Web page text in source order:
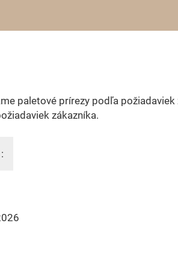
paletové prírezy podľa
zákazníka.